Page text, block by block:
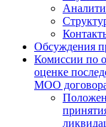
Обсуждения
Комиссии по
оценке
МОО договора